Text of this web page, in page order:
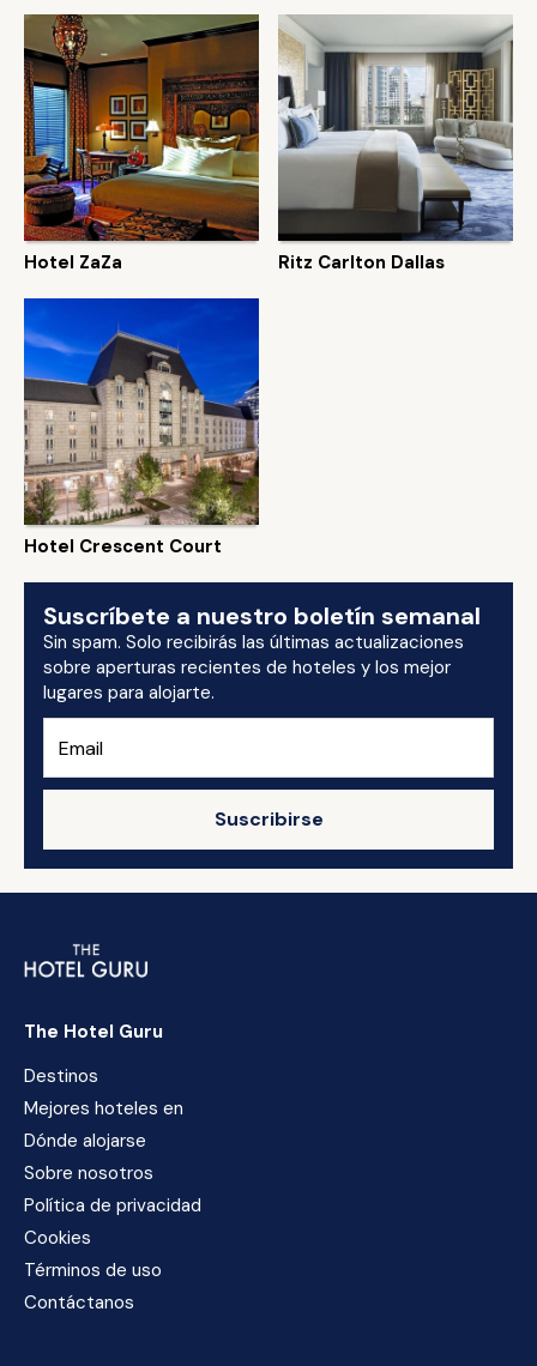
Hotel ZaZa Ritz Carlton Dallas
Hotel Crescent Court
Suscríbete a nuestro boletín semanal
Sin spam. Solo recibirás las últimas actualizaciones
sobre aperturas recientes de hoteles y los mejor
lugares para alojarte.
Suscribirse
The Hotel Guru
Destinos
Mejores hoteles en
Dónde alojarse
Sobre nosotros
Política de privacidad
Cookies
Términos de uso
Contáctanos